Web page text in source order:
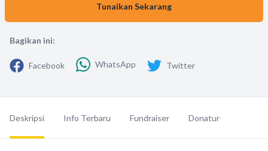
Tunaikan Sekarang
Bagikan ini:
Facebook WhatsApp Twitter
Deskripsi Info Terbaru Fundraiser Donatur